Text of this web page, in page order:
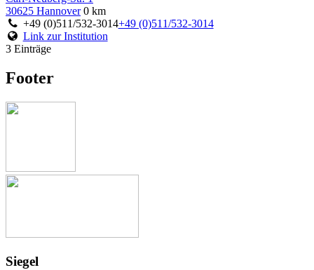
30625 Hannover 0 km
+49 (0)511/532-3014+49 (0)511/532-3014
Link zur Institution
3 Einträge
Footer
Siegel